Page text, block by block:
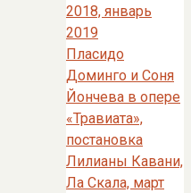
2018, январь
2019
Пласидо
Доминго и Соня
Йончева в опере
«Травиата»,
постановка
Лилианы Кавани,
Ла Скала, март